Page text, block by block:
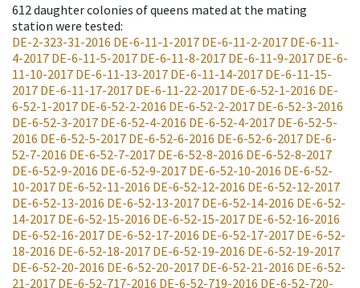
612 daughter colonies of queens mated at the mating
station were tested:
DE-2-323-31-2016 DE-6-11-1-2017 DE-6-11-2-2017 DE-6-11-
4-2017 DE-6-11-5-2017 DE-6-11-8-2017 DE-6-11-9-2017 DE-6-
11-10-2017 DE-6-11-13-2017 DE-6-11-14-2017 DE-6-11-15-
2017 DE-6-11-17-2017 DE-6-11-22-2017 DE-6-52-1-2016 DE-
6-52-1-2017 DE-6-52-2-2016 DE-6-52-2-2017 DE-6-52-3-2016
DE-6-52-3-2017 DE-6-52-4-2016 DE-6-52-4-2017 DE-6-52-5-
2016 DE-6-52-5-2017 DE-6-52-6-2016 DE-6-52-6-2017 DE-6-
52-7-2016 DE-6-52-7-2017 DE-6-52-8-2016 DE-6-52-8-2017
DE-6-52-9-2016 DE-6-52-9-2017 DE-6-52-10-2016 DE-6-52-
10-2017 DE-6-52-11-2016 DE-6-52-12-2016 DE-6-52-12-2017
DE-6-52-13-2016 DE-6-52-13-2017 DE-6-52-14-2016 DE-6-52-
14-2017 DE-6-52-15-2016 DE-6-52-15-2017 DE-6-52-16-2016
DE-6-52-16-2017 DE-6-52-17-2016 DE-6-52-17-2017 DE-6-52-
18-2016 DE-6-52-18-2017 DE-6-52-19-2016 DE-6-52-19-2017
DE-6-52-20-2016 DE-6-52-20-2017 DE-6-52-21-2016 DE-6-52-
21-2017 DE-6-52-717-2016 DE-6-52-719-2016 DE-6-52-720-